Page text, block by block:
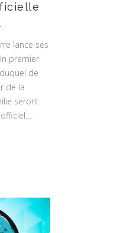
lance ses
premier
de
de la
seront